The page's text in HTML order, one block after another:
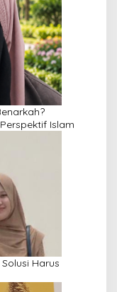
Islam
Harus